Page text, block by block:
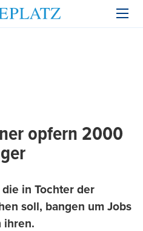
opfern 2000
in Tochter der
soll, bangen um Jobs
ihren.